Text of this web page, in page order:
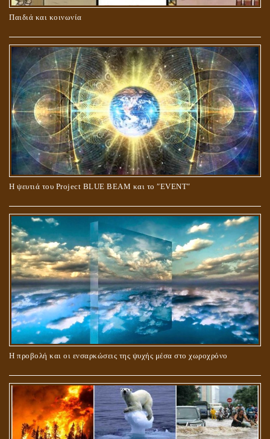
Παιδιά και κοινωνία
Η ψευτιά του Project BLUE BEAM και το ʺEVENTʺ
Η προβολή και οι ενσαρκώσεις της ψυχής μέσα στο χωροχρόνο
ΚΑΥΣΗ Ή ΤΑΦΗ ΤΩΝ ΝΕΚΡΩΝ?
Ο ΡΟΛΟΣ ΤΗΣ ΛΙΛΙΘ ΣΤΗ ΓΕΝΕΣΗ
ΠΕΡΙ ΓΑΜΟΥ ΚΑΙ ΔΙΑΖΥΓΙΟΥ